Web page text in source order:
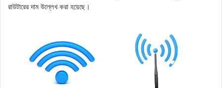
রাউটারের দাম উল্লেখ করা হয়েছে।